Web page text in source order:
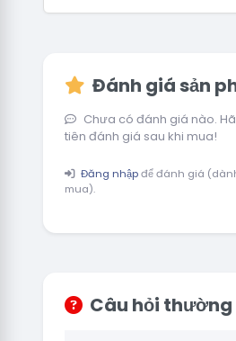
Đánh giá sản
Chưa có đánh giá nào.
tiên đánh giá sau khi mua!
Đăng nhậpđể đánh giá
mua).
Câu hỏi thường